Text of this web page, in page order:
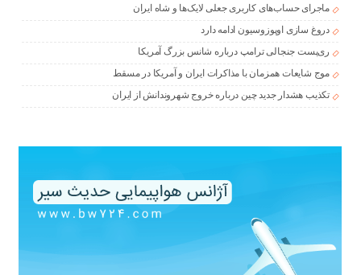
ماجرای حساب‌های کاربری جعلی لایک‌ها و شاه ایران
دروغ سازی اوپوزوسیون ادامه دارد
ری‌پست جنجالی ترامپ درباره شانس بزرگ آمریکا
موج شایعات همزمان با مذاکرات ایران و آمریکا در مسقط
تکذیب هشدار جدید چین درباره خروج شهروندانش از ایران